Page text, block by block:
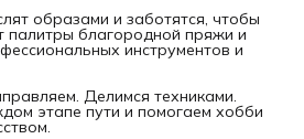
образами и заботятся, чтобы
палитры благородной пряжи и
инструментов и
Делимся техниками.
этапе пути и помогаем хобби